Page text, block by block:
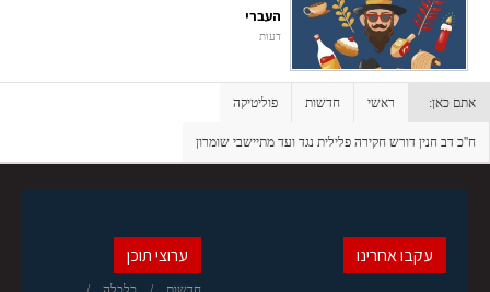
העברי
דעות
אתם כאן: ראשי חדשות פוליטיקה
ח''כ דב חנין דורש חקירה פלילית נגד ועד מתיישבי שומרון
ערוצי תוכן עקבו אחרינו